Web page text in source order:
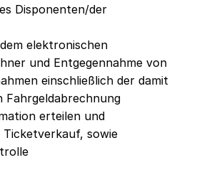
Disponenten/der
elektronischen
und Entgegennahme von
einschließlich der damit
Fahrgeldabrechnung
erteilen und
Ticketverkauf, sowie